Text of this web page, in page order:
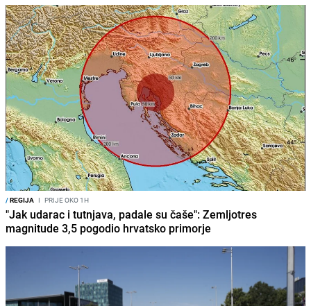
/REGIJA I PRIJE OKO 1H
"Jak udarac i tutnjava, padale su čaše": Zemljotres
magnitude 3,5 pogodio hrvatsko primorje